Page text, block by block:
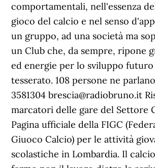
comportamentali, nell'essenza
gioco del calcio e nel senso
un gruppo, ad una società ma
un Club che, da sempre, ripone
ed energie per lo sviluppo
tesserato. 108 persone ne
3581304 brescia@radiobruno.it
marcatori delle gare del Settore
Pagina ufficiale della FIGC
Giuoco Calcio) per le attività
scolastiche in Lombardia. Il